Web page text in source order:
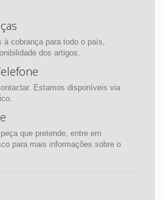
à cobrança para todo o país,
dos artigos.
Estamos disponíveis via
que pretende, entre em
para mais informações sobre o